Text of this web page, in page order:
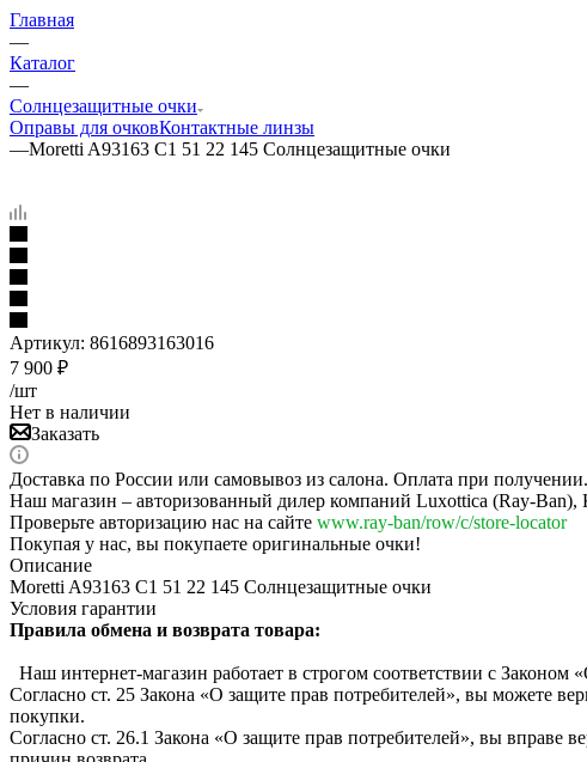
Главная
—
Каталог
—
Солнцезащитные очки
Оправы для очковКонтактные линзы
—Moretti A93163 C1 51 22 145 Солнцезащитные очки
Артикул: 8616893163016
7 900 ₽
/шт
Нет в наличии
Заказать
Доставка по России или самовывоз из салона. Оплата при получении.
Наш магазин – авторизованный дилер компаний Luxottica (Ray-Ban),
Проверьте авторизацию нас на сайте www.ray-ban/row/c/store-locator
Покупая у нас, вы покупаете оригинальные очки!
Описание
Moretti A93163 C1 51 22 145 Солнцезащитные очки
Условия гарантии
Правила обмена и возврата товара:
Наш интернет-магазин работает в строгом соответствии с Законом
Согласно ст. 25 Закона «О защите прав потребителей», вы можете
покупки.
Согласно ст. 26.1 Закона «О защите прав потребителей», вы вправе